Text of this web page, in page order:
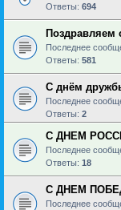
Ответы: 694
Поздравляем
Последнее
Ответы: 581
С днём
Последнее
Ответы: 2
С ДНЕМ
Последнее
Ответы: 18
С ДНЕМ
Последнее